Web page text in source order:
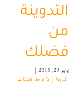
التدوينة
من
فضلك
يوليو 29, 2015
|
المدونة | لا توجد تعليقات